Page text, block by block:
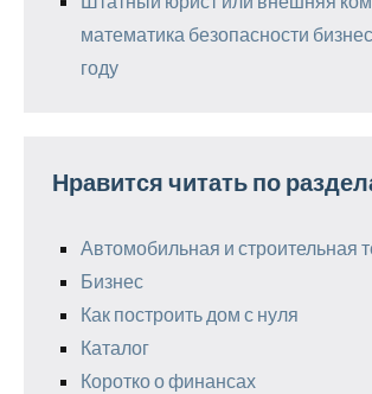
математика безопасности
году
Нравится читать по
Автомобильная и строительная
Бизнес
Как построить дом с нуля
Каталог
Коротко о финансах